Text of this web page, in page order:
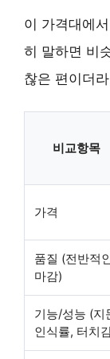
이 가격대에
히 말하면 비
찮은 편이더
비교항목
가격
품질 (전반적
마감)
기능/성능 (지
인식률, 터치